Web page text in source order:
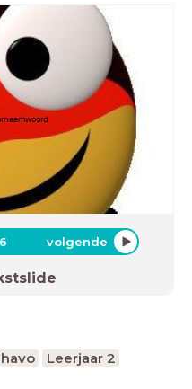
volgende
havo Leerjaar 2